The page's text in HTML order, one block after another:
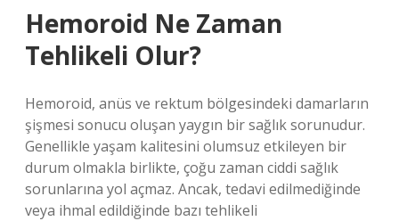
Hemoroid Ne Zaman
Tehlikeli Olur?
Hemoroid, anüs ve rektum bölgesindeki damarların
şişmesi sonucu oluşan yaygın bir sağlık sorunudur.
Genellikle yaşam kalitesini olumsuz etkileyen bir
durum olmakla birlikte, çoğu zaman ciddi sağlık
sorunlarına yol açmaz. Ancak, tedavi edilmediğinde
veya ihmal edildiğinde bazı tehlikeli